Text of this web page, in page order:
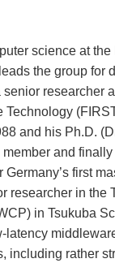
science at
the group for
researcher
and his Ph.D.
and
first
researcher in the
in Tsukuba
including rather